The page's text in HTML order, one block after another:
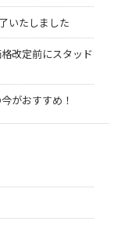
いたしました
改定前にスタッド
がおすすめ！